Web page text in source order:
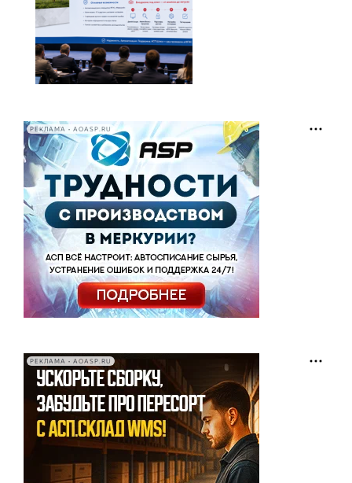
РЕКЛАМА • AOASP.RU
РЕКЛАМА • AOASP.RU